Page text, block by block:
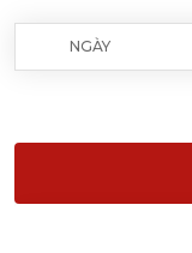
NGÀY